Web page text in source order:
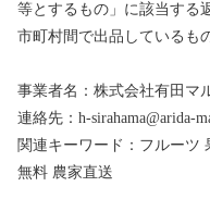
等とするもの」に該当する
市町村間で出品しているも
事業者名：株式会社有田マ
連絡先：h-sirahama@arida-
関連キーワード：フルーツ
無料 農家直送